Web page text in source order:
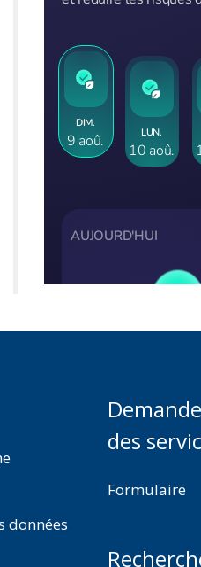
données
des
Formulaire